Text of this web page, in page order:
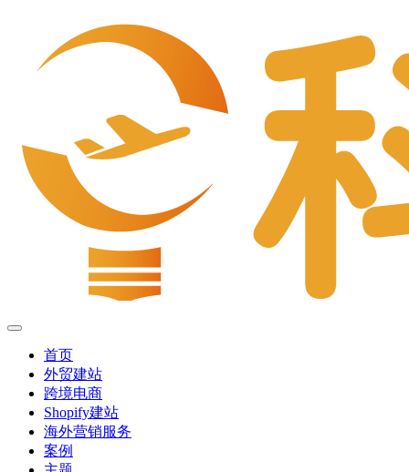
首页
外贸建站
跨境电商
Shopify建站
海外营销服务
案例